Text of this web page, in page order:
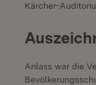
Kärcher-
Anlass war die